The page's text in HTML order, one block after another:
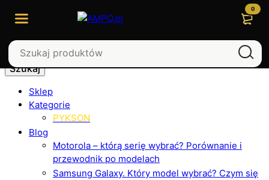
Szukaj
Sklep
Kategorie
PYKSON
Blog
Motorola – którą serię wybrać? Porównanie i
przewodnik po modelach
Samsung Galaxy. Który model wybrać? Czym się
0